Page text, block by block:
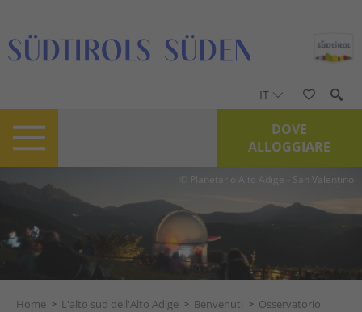
IT
DOVE
ALLOGGIARE
© Planetario Alto Adige - San Valentino
Home > L'alto sud dell'Alto Adige > Benvenuti > Osservatorio